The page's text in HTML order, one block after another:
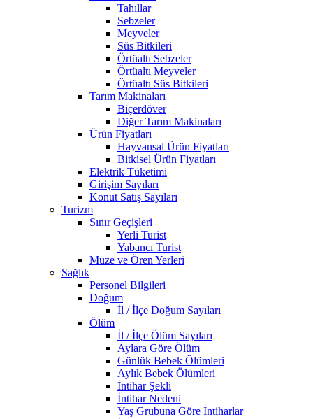
Tahıllar
Sebzeler
Meyveler
Süs Bitkileri
Örtüaltı Sebzeler
Örtüaltı Meyveler
Örtüaltı Süs Bitkileri
Tarım Makinaları
Biçerdöver
Diğer Tarım Makinaları
Ürün Fiyatları
Hayvansal Ürün Fiyatları
Bitkisel Ürün Fiyatları
Elektrik Tüketimi
Girişim Sayıları
Konut Satış Sayıları
Turizm
Sınır Geçişleri
Yerli Turist
Yabancı Turist
Müze ve Ören Yerleri
Sağlık
Personel Bilgileri
Doğum
İl / İlçe Doğum Sayıları
Ölüm
İl / İlçe Ölüm Sayıları
Aylara Göre Ölüm
Günlük Bebek Ölümleri
Aylık Bebek Ölümleri
İntihar Şekli
İntihar Nedeni
Yaş Grubuna Göre İntiharlar